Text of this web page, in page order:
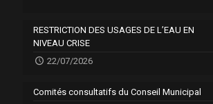
RESTRICTION DES USAGES DE L’EAU EN
NIVEAU CRISE
22/07/2026
Comités consultatifs du Conseil Municipal